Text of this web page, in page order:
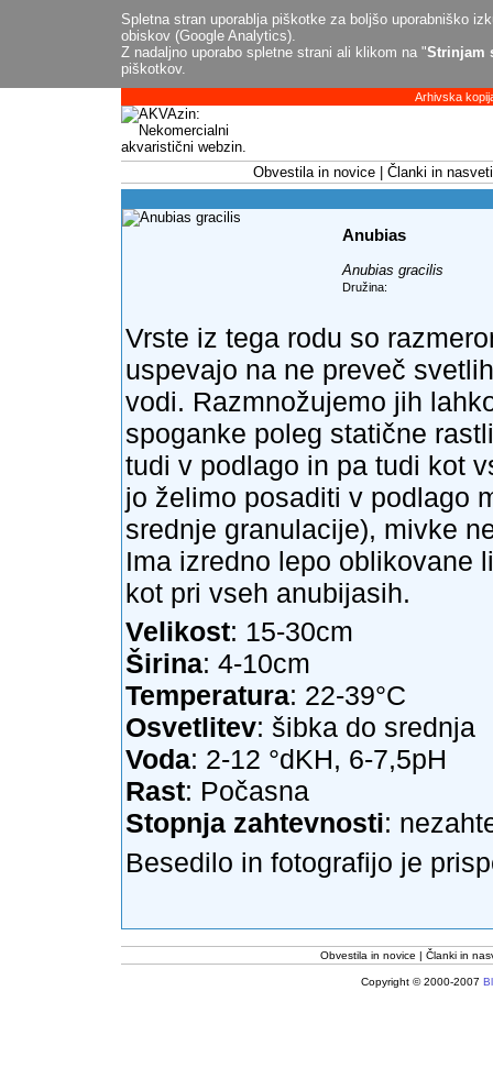
Spletna stran uporablja piškotke za boljšo uporabniško
obiskov (Google Analytics).
Z nadaljno uporabo spletne strani ali klikom na "Strinjam
piškotkov.
Arhivska
Obvestila in novice Članki in nasveti
Anubias
Anubias gracilis
Družina:
Vrste iz tega rodu so
uspevajo na ne preveč
vodi. Razmnožujemo jih
spoganke poleg statične
tudi v podlago in pa tudi kot
jo želimo posaditi v podlago
srednje granulacije), mivke
Ima izredno lepo oblikovane
kot pri vseh anubijasih.
Velikost: 15-30cm
Širina: 4-10cm
Temperatura: 22-39°C
Osvetlitev: šibka do srednja
Voda: 2-12 °dKH, 6-7,5pH
Rast: Počasna
Stopnja zahtevnosti:
Besedilo in fotografijo je
Obvestila in novice Članki in
Copyright © 2000-2007